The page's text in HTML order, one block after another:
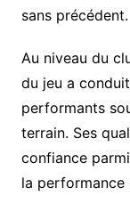
sans précédent.
Au niveau du
du jeu a
performants
terrain. Ses
confiance
la performance